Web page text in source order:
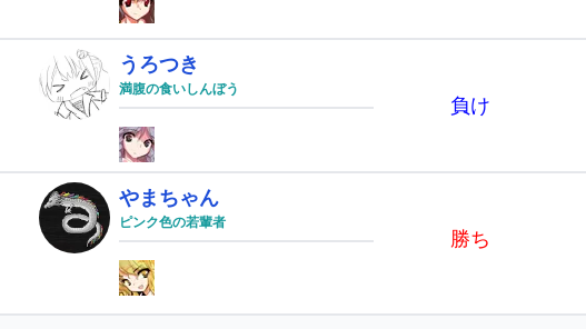
うろつき
満腹の食いしんぼう
負け
やまちゃん
ピンク色の若輩者
勝ち